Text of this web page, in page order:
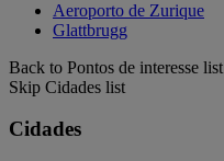
Aeroporto de Zurique
Glattbrugg
Back to Pontos de interesse list
Skip Cidades list
Cidades